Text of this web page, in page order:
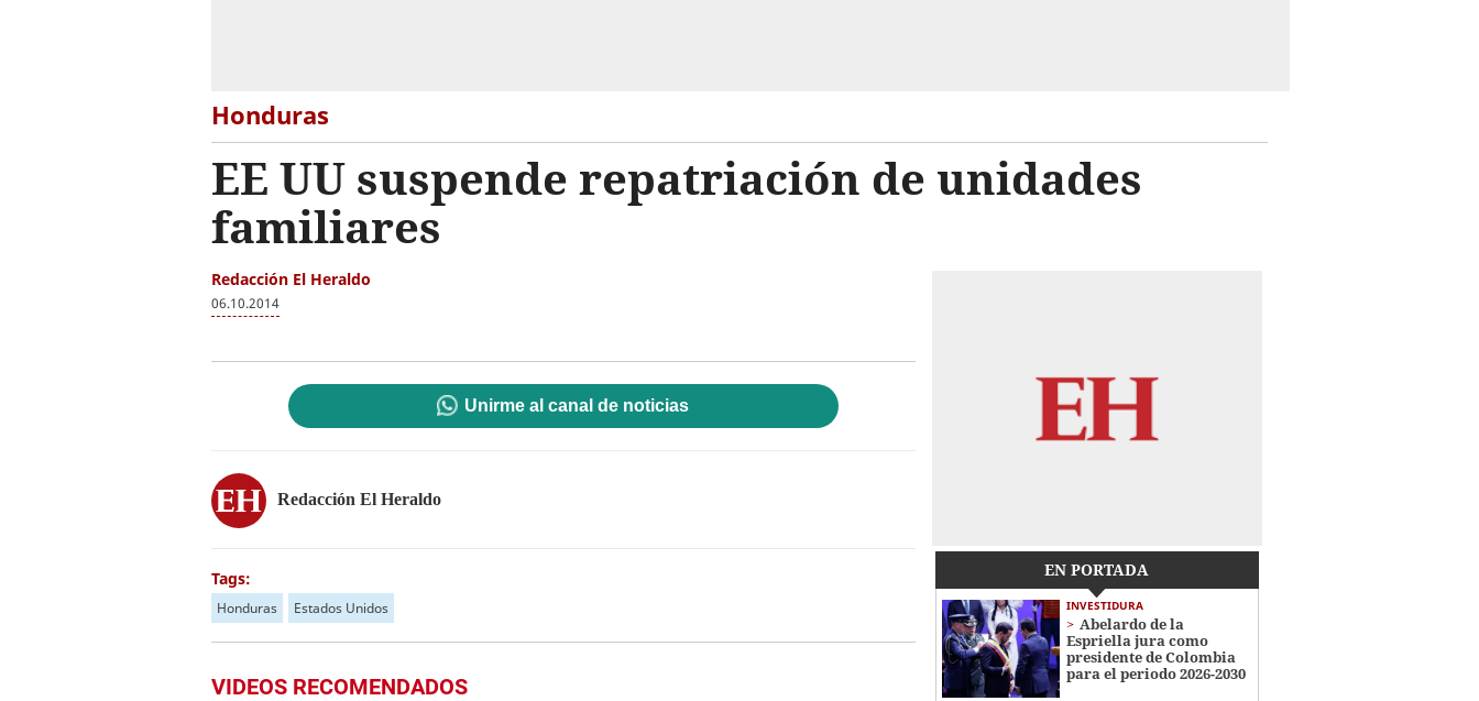
Honduras
EE UU suspende repatriación de unidades
familiares
Redacción El Heraldo
06.10.2014
Unirme al canal de noticias
Redacción El Heraldo
Tags:
Honduras Estados Unidos
VIDEOS RECOMENDADOS
EN PORTADA
INVESTIDURA
Abelardo de la
Espriella jura como
presidente de Colombia
para el periodo 2026-2030